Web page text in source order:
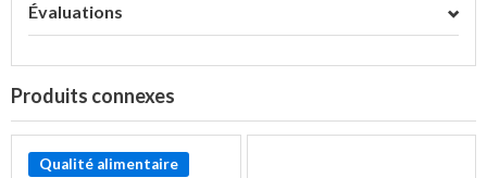
Évaluations
Produits connexes
Qualité alimentaire